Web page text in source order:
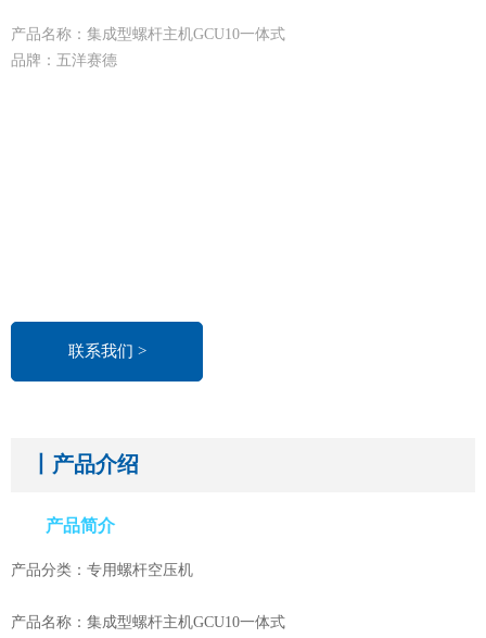
产品名称：集成型螺杆主机GCU10一体式
品牌：五洋赛德
联系我们 >
丨产品介绍
产品分类：专用螺杆空压机
产品名称：集成型螺杆主机GCU10一体式
产品简介